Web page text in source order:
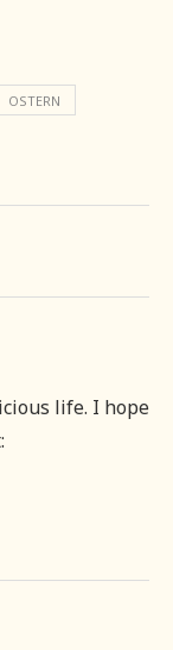
OSTERN
life. I hope